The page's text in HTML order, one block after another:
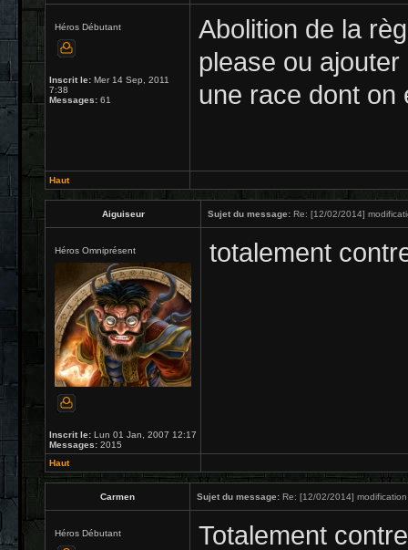
Héros Débutant
Inscrit le: Mer 14 Sep, 2011
7:38
Messages: 61
Abolition de la
please ou
une race dont on
Haut
Aiguiseur Sujet du message: Re: [12/02/2014]
Héros Omniprésent
Inscrit le: Lun 01 Jan, 2007 12:17
Messages: 2015
totalement
Haut
Carmen Sujet du message: Re: [12/02/2014] modification
Héros Débutant Totalement